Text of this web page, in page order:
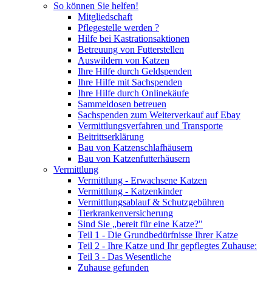
So können Sie helfen!
Mitgliedschaft
Pflegestelle werden ?
Hilfe bei Kastrationsaktionen
Betreuung von Futterstellen
Auswildern von Katzen
Ihre Hilfe durch Geldspenden
Ihre Hilfe mit Sachspenden
Ihre Hilfe durch Onlinekäufe
Sammeldosen betreuen
Sachspenden zum Weiterverkauf auf Ebay
Vermittlungsverfahren und Transporte
Beitrittserklärung
Bau von Katzenschlafhäusern
Bau von Katzenfutterhäusern
Vermittlung
Vermittlung - Erwachsene Katzen
Vermittlung - Katzenkinder
Vermittlungsablauf & Schutzgebühren
Tierkrankenversicherung
Sind Sie „bereit für eine Katze?"
Teil 1 - Die Grundbedürfnisse Ihrer Katze
Teil 2 - Ihre Katze und Ihr gepflegtes Zuhause:
Teil 3 - Das Wesentliche
Zuhause gefunden